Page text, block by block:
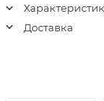
Доставка